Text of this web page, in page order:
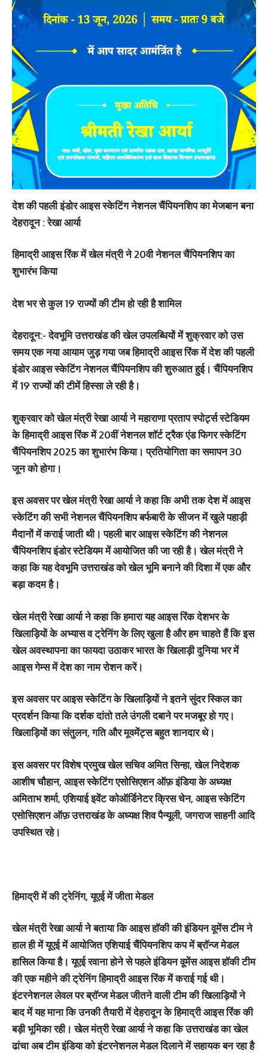
देश की पहली इंडोर आइस स्केटिंग नेशनल चैंपियनशिप का मेजबान बना
देहरादून : रेखा आर्या
हिमाद्री आइस रिंक में खेल मंत्री ने 20वी नेशनल चैंपियनशिप का
शुभारंभ किया
देश भर से कुल 19 राज्यों की टीम हो रही है शामिल
देहरादून:-देवभूमि उत्तराखंड की खेल उपलब्धियों में शुक्रवार को उस
समय एक नया आयाम जुड़ गया जब हिमाद्री आइस रिंक में देश की पहली
इंडोर आइस स्केटिंग नेशनल चैंपियनशिप की शुरुआत हुई। चैंपियनशिप
में 19 राज्यों की टीमें हिस्सा ले रही है।
शुक्रवार को खेल मंत्री रेखा आर्या ने महाराणा प्रताप स्पोर्ट्स स्टेडियम
के हिमाद्री आइस रिंक में 20वीं नेशनल शॉर्ट ट्रैक एंड फिगर स्केटिंग
चैंपियनशिप 2025 का शुभारंभ किया। प्रतियोगिता का समापन 30
जून को होगा।
इस अवसर पर खेल मंत्री रेखा आर्या ने कहा कि अभी तक देश में आइस
स्केटिंग की सभी नेशनल चैंपियनशिप बर्फबारी के सीजन में खुले पहाड़ी
मैदानों में कराई जाती थी। पहली बार आइस स्केटिंग की नेशनल
चैंपियनशिप इंडोर स्टेडियम में आयोजित की जा रही है। खेल मंत्री ने
कहा कि यह देवभूमि उत्तराखंड को खेल भूमि बनाने की दिशा में एक और
बड़ा कदम है।
खेल मंत्री रेखा आर्या ने कहा कि हमारा यह आइस रिंक देशभर के
खिलाड़ियों के अभ्यास व ट्रेनिंग के लिए खुला है और हम चाहते हैं कि इस
खेल अवस्थापना का फायदा उठाकर भारत के खिलाड़ी दुनिया भर में
आइस गेम्स में देश का नाम रोशन करें।
इस अवसर पर आइस स्केटिंग के खिलाड़ियों ने इतने सुंदर स्किल का
प्रदर्शन किया कि दर्शक दांतो तले उंगली दबाने पर मजबूर हो गए।
खिलाड़ियों का संतुलन, गति और मूवमेंट्स बहुत शानदार थे।
इस अवसर पर विशेष प्रमुख खेल सचिव अमित सिन्हा, खेल निदेशक
आशीष चौहान, आइस स्केटिंग एसोसिएशन ऑफ़ इंडिया के अध्यक्ष
अमिताभ शर्मा, एशियाई इवेंट कोऑर्डिनेटर क्रिस चेन, आइस स्केटिंग
एसोसिएशन ऑफ़ उत्तराखंड के अध्यक्ष शिव पैन्यूली, जगराज साहनी आदि
उपस्थित रहे।
हिमाद्री में की ट्रेनिंग, यूएई में जीता मेडल
खेल मंत्री रेखा आर्या ने बताया कि आइस हॉकी की इंडियन वूमेंस टीम ने
हाल ही में यूएई में आयोजित एशियाई चैंपियनशिप कप में ब्रॉन्ज मेडल
हासिल किया है। यूएई रवाना होने से पहले इंडियन वूमेंस आइस हॉकी टीम
की एक महीने की ट्रेनिंग हिमाद्री आइस रिंक में कराई गई थी।
इंटरनेशनल लेवल पर ब्रॉन्ज मेडल जीतने वाली टीम की खिलाड़ियों ने
बाद में यह माना कि उनकी तैयारी में देहरादून के हिमाद्री आइस रिंक की
बड़ी भूमिका रही। खेल मंत्री रेखा आर्या ने कहा कि उत्तराखंड का खेल
ढांचा अब टीम इंडिया को इंटरनेशनल मेडल दिलाने में सहायक बन रहा है